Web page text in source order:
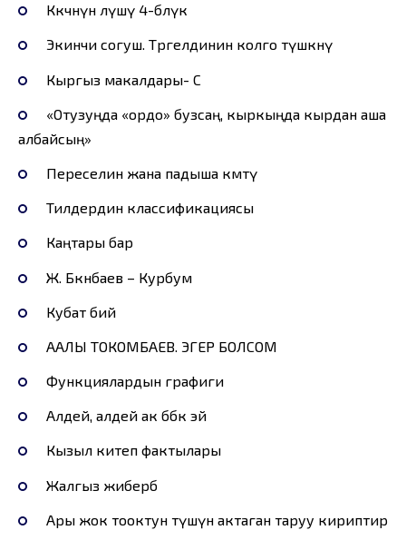
Көкчөнүн өлүшү 4-бөлүк
Экинчи согуш. Төрөгелдинин колго түшкөнү
Кыргыз макалдары- С
«Отузуңда «ордо» бузсаң, кыркыңда кырдан аша
албайсың»
Переселин жана падыша өкмөтү
Тилдердин классификациясы
Каңтары бар
Ж. Бөкөнбаев – Курбум
Кубат бий
ААЛЫ ТОКОМБАЕВ. ЭГЕР БОЛСОМ
Функциялардын графиги
Алдей, алдей ак бөбөк эй
Кызыл китеп фактылары
Жалгыз жибербөө
Ары жок тооктун түшүнө актаган таруу кириптир